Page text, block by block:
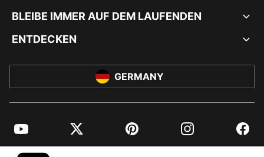
BLEIBE IMMER AUF DEM LAUFENDEN
ENTDECKEN
GERMANY
YouTube Twitter Pinterest Instagram